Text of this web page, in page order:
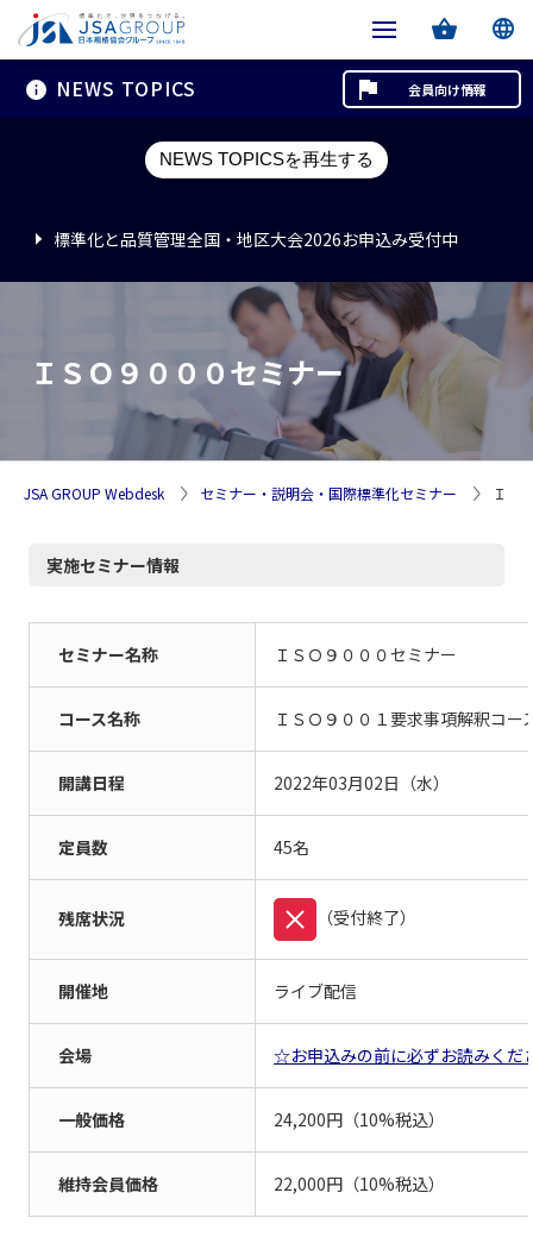
NEWS TOPICS
NEWS TOPICSを再生する
標準化と品質管理全国・地区大会2026お申込み受付中
標準化と品質管理全国・地区大会2026お申込み受付中
標準化と品質管理全国・地区大会2026お申込み受付中
会員向け情報
ＩＳＯ９０００セミナー
JSA GROUP Webdesk セミナー・説明会・国際標準化セミナー ＩＳ
実施セミナー情報
セミナー名称 ＩＳＯ９０００セミナー
コース名称 ＩＳＯ９００１要求事項解釈コー
開講日程 2022年03月02日 （水）
定員数 45名
残席状況 （受付終了）
開催地 ライブ配信
会場 ☆お申込みの前に必ずお読みくだ
一般価格 24,200円（10%税込）
維持会員価格 22,000円（10%税込）